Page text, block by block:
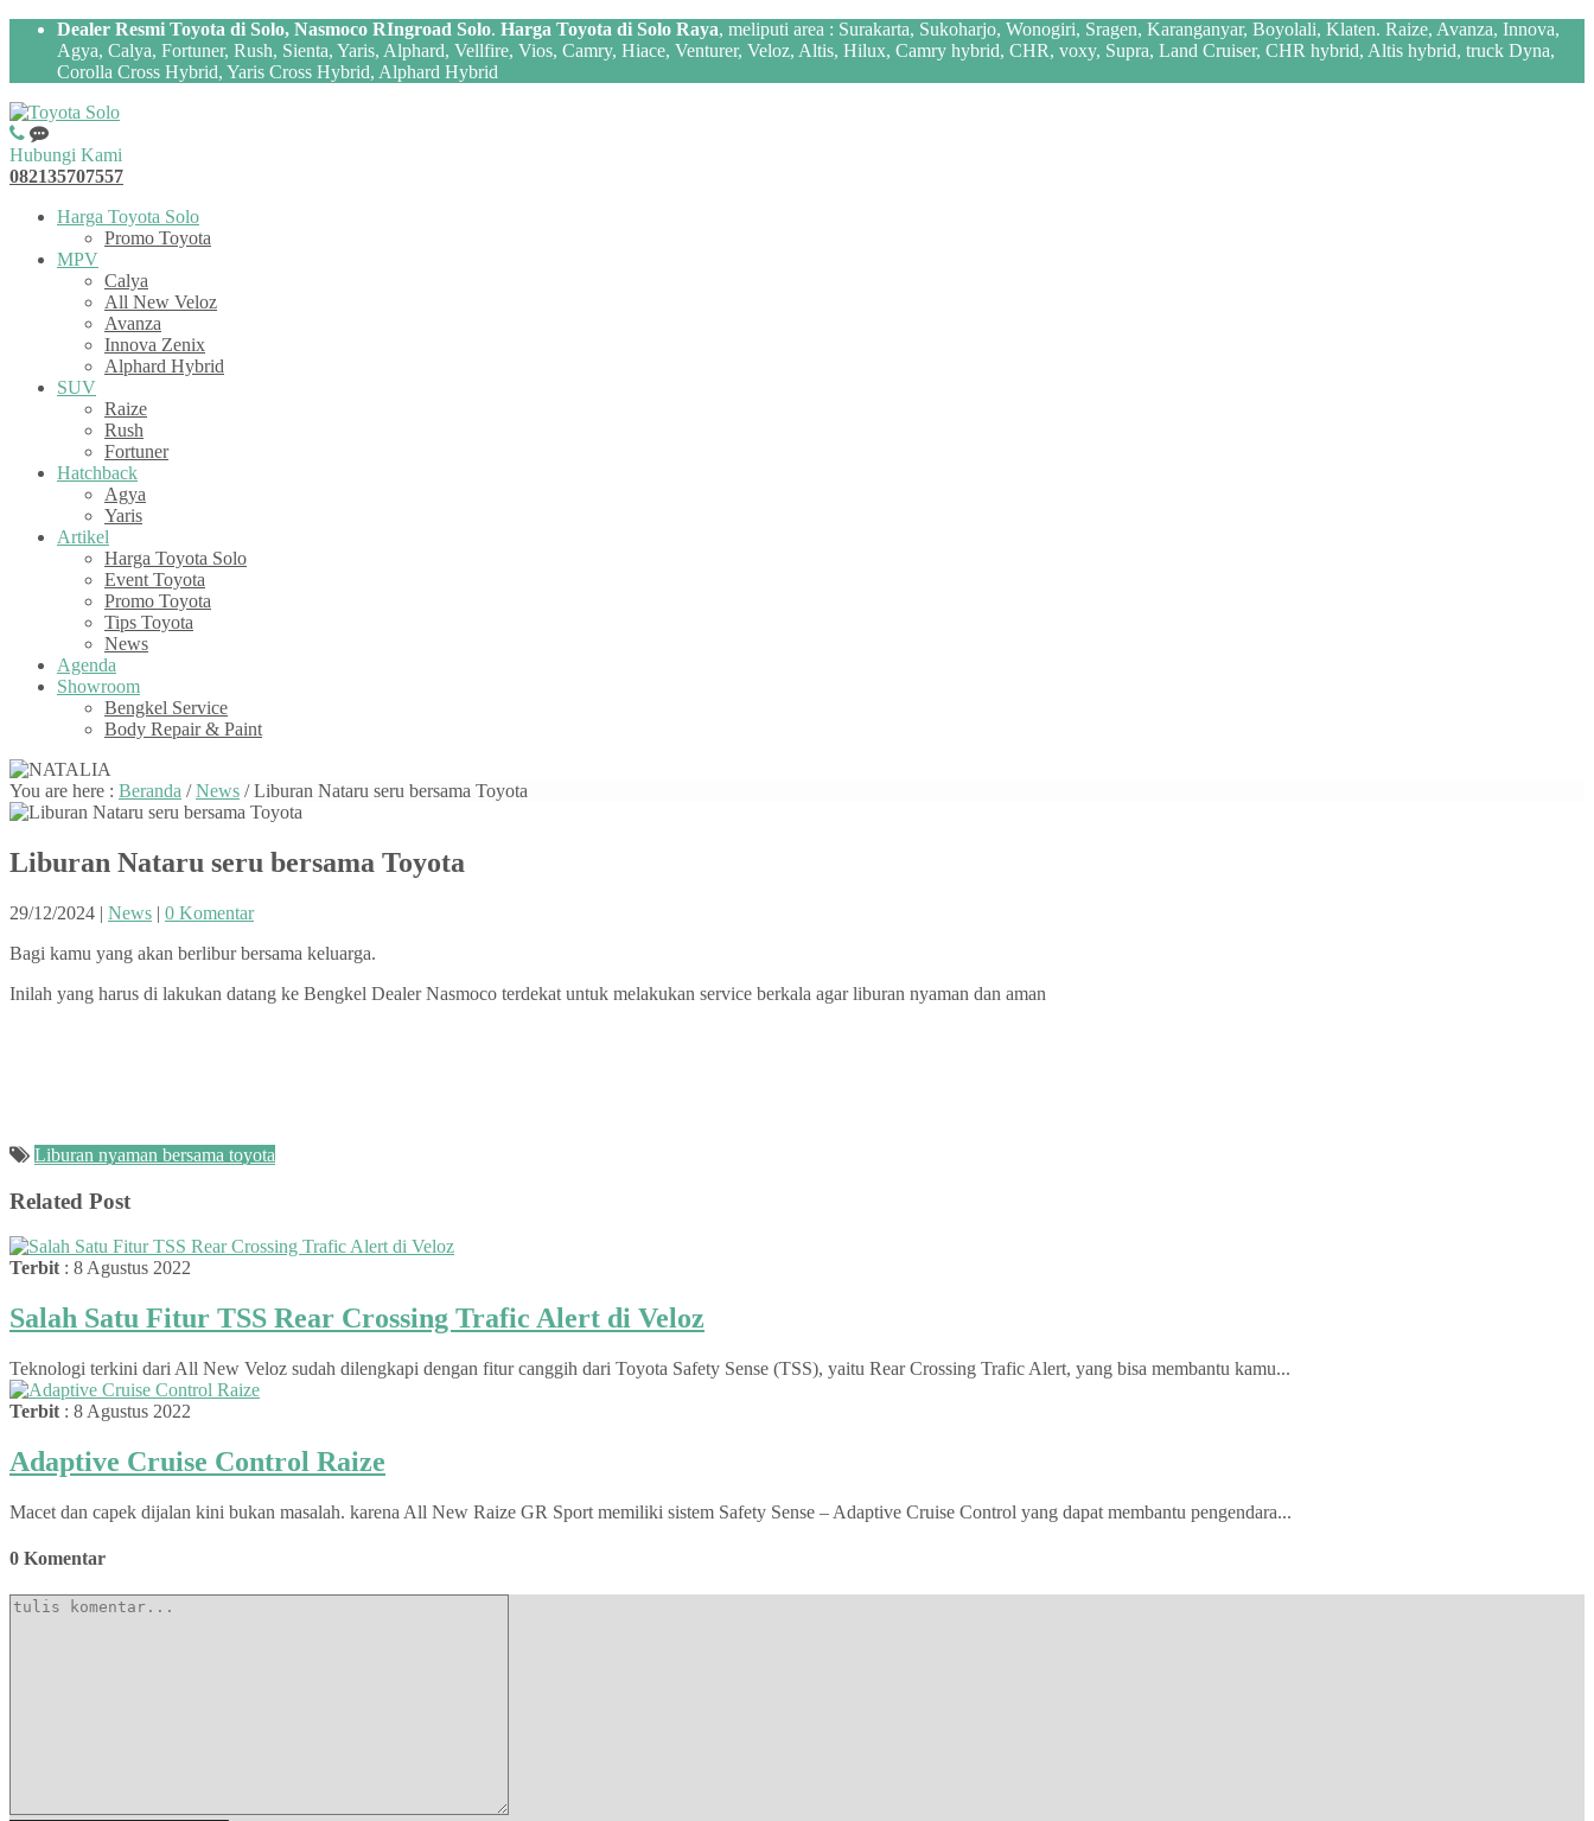
Dealer Resmi Toyota di Solo, Nasmoco RIngroad Solo. Harga Toyota di Solo Raya, meliputi area : Surakarta, Sukoharjo, Wonogiri, Sragen, Karanganyar, Boyolali, Klaten. Raize, Avanza, Innova,
Agya, Calya, Fortuner, Rush, Sienta, Yaris, Alphard, Vellfire, Vios, Camry, Hiace, Venturer, Veloz, Altis, Hilux, Camry hybrid, CHR, voxy, Supra, Land Cruiser, CHR hybrid, Altis hybrid, truck Dyna,
Corolla Cross Hybrid, Yaris Cross Hybrid, Alphard Hybrid
Hubungi Kami
082135707557
Harga Toyota Solo
Promo Toyota
MPV
Calya
All New Veloz
Avanza
Innova Zenix
Alphard Hybrid
SUV
Raize
Rush
Fortuner
Hatchback
Agya
Yaris
Artikel
Harga Toyota Solo
Event Toyota
Promo Toyota
Tips Toyota
News
Agenda
Showroom
Bengkel Service
Body Repair & Paint
You are here : Beranda /News /Liburan Nataru seru bersama Toyota
Liburan Nataru seru bersama Toyota
29/12/2024 | News | 0 Komentar
Bagi kamu yang akan berlibur bersama keluarga.
Inilah yang harus di lakukan datang ke Bengkel Dealer Nasmoco terdekat untuk melakukan service berkala agar liburan nyaman dan aman
Liburan nyaman bersama toyota
Related Post
Terbit : 8 Agustus 2022
Salah Satu Fitur TSS Rear Crossing Trafic Alert di Veloz
Teknologi terkini dari All New Veloz sudah dilengkapi dengan fitur canggih dari Toyota Safety Sense (TSS), yaitu Rear Crossing Trafic Alert, yang bisa membantu kamu...
Terbit : 8 Agustus 2022
Adaptive Cruise Control Raize
Macet dan capek dijalan kini bukan masalah. karena All New Raize GR Sport memiliki sistem Safety Sense – Adaptive Cruise Control yang dapat membantu pengendara...
0 Komentar